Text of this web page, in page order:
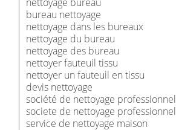
bureau nettoyage
nettoyage dans les bureaux
nettoyage du bureau
nettoyage des bureau
nettoyer fauteuil tissu
nettoyer un fauteuil en tissu
devis nettoyage
société de nettoyage professionnel
societe de nettoyage professionnel
service de nettoyage maison